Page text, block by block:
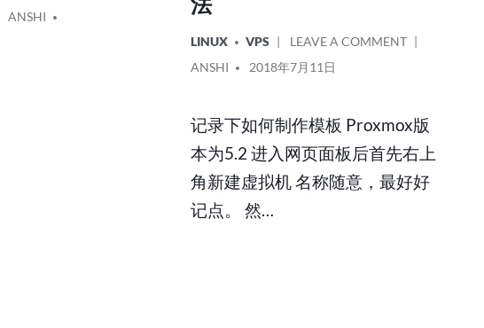
POSTED
ANSHI
POSTED
IN
LINUX VPS LEAVE A COMMENTON
模
板
方
POSTED
ANSHI 2018年7月11日
记录下如何制作模板 Proxmox版
本为5.2 进入网页面板后首先右上
角新建虚拟机 名称随意，最好好
记点。 然…